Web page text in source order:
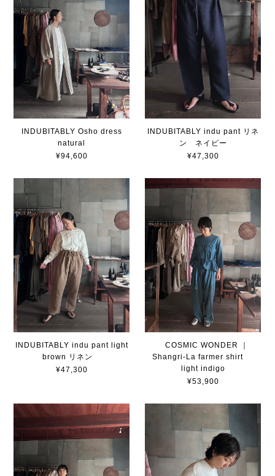
INDUBITABLY Osho dress
natural
¥94,600
INDUBITABLY indu pant リネ
ン ネイビー
¥47,300
INDUBITABLY indu pant light
brown リネン
¥47,300
COSMIC WONDER ｜
Shangri-La farmer shirt
light indigo
¥53,900